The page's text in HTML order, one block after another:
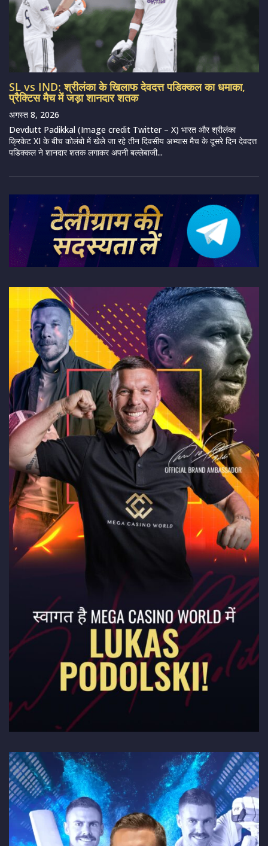
SL vs IND: श्रीलंका के खिलाफ देवदत्त पडिक्कल का धमाका,
प्रैक्टिस मैच में जड़ा शानदार शतक
अगस्त 8, 2026
Devdutt Padikkal (Image credit Twitter – X) भारत और श्रीलंका
क्रिकेट XI के बीच कोलंबो में खेले जा रहे तीन दिवसीय अभ्यास मैच के दूसरे दिन देवदत्त
पडिक्कल ने शानदार शतक लगाकर अपनी बल्लेबाजी...